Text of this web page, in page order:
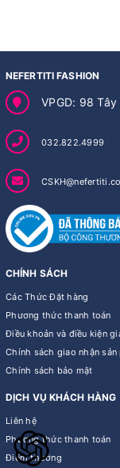
NEFERTITI FASHION
VPGD: 98
032.822.4999
CHÍNH SÁCH
Các Thức Đặt hàng
Phương thức thanh toán
Điều khoản và điều kiện
Chính sách giao nhận sản
Chính sách bảo mật
DỊCH VỤ KHÁCH HÀNG
Liên hệ
Phương thức thanh toán
Điểm thưởng